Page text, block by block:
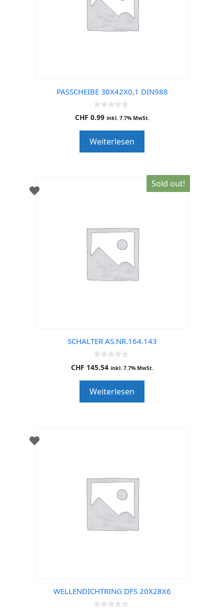
PASSCHEIBE 30X42X0,1 DIN988
0
o
o
f
5
CHF 0.99 inkl. 7.7% MwSt.
Weiterlesen
Sold out!
SCHALTER AS.NR.164.143
0
o
o
f
5
CHF 145.54 inkl. 7.7% MwSt.
Weiterlesen
WELLENDICHTRING DFS 20X28X6